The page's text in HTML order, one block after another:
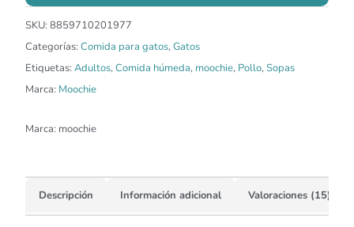
SKU: 8859710201977
Categorías: Comida para gatos,Gatos
Etiquetas: Adultos,Comida húmeda, moochie, Pollo,Sopas
Marca: Moochie
Marca: moochie
Descripción Información adicional Valoraciones (15)